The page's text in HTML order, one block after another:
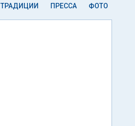
ТРАДИЦИИ ПРЕССА ФОТО